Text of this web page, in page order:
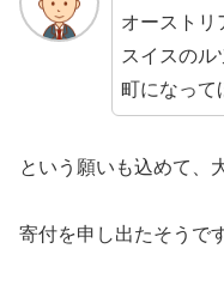
オーストリ
スイスのル
町になって
という願いも込めて、
寄付を申し出たそうです